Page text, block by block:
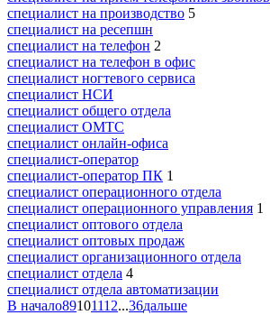
специалист на производство 5
специалист на ресепшн
специалист на телефон 2
специалист на телефон в офис
специалист ногтевого сервиса
специалист НСИ
специалист общего отдела
специалист ОМТС
специалист онлайн-офиса
специалист-оператор
специалист-оператор ПК 1
специалист операционного отдела
специалист операционного управления 1
специалист оптового отдела
специалист оптовых продаж
специалист организационного отдела
специалист отдела 4
специалист отдела автоматизации
В начало89101112...36дальше